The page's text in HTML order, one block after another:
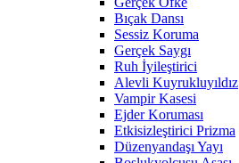
Bıçak Dansı
Sessiz Koruma
Gerçek Saygı
Ruh İyileştirici
Alevli Kuyrukluyıldız
Vampir Kasesi
Ejder Koruması
Etkisizleştirici Prizma
Düzenyandaşı Yayı